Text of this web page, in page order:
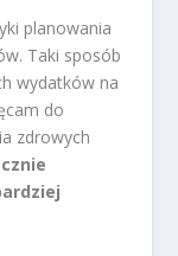
planowania
Taki sposób
wydatków na
do
zdrowych